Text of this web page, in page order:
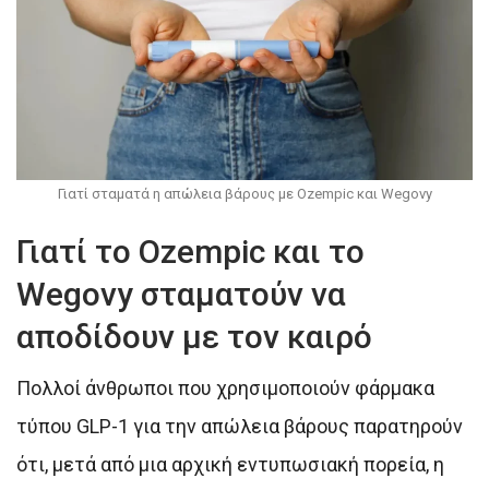
Γιατί σταματά η απώλεια βάρους με Ozempic και Wegovy
Γιατί το Ozempic και το
Wegovy σταματούν να
αποδίδουν με τον καιρό
Πολλοί άνθρωποι που χρησιμοποιούν φάρμακα
τύπου GLP-1 για την απώλεια βάρους παρατηρούν
ότι, μετά από μια αρχική εντυπωσιακή πορεία, η